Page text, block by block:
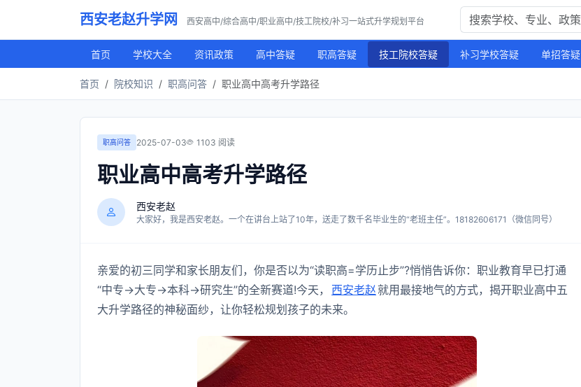
西安老赵升学网 西安高中/综合高中/职业高中/技工院校/补习一站式升学规划平台
首页 学校大全 资讯政策 高中答疑 职高答疑 技工院校答疑 补习学校答疑 单招答疑
首页 院校知识 职高问答 职业高中高考升学路径
职高问答 2025-07-03 1103 阅读
职业高中高考升学路径
西安老赵
大家好，我是西安老赵。一个在讲台上站了10年，送走了数千名毕业生的“老班主任”。18182606171（微信同号）
亲爱的初三同学和家长朋友们，你是否以为“读职高=学历止步”?悄悄告诉你：职业教育早已打通
“中专→大专→本科→研究生”的全新赛道!今天，
西安老赵就用最接地气的方式，揭开职业高中五
大升学路径的神秘面纱，让你轻松规划孩子的未来。